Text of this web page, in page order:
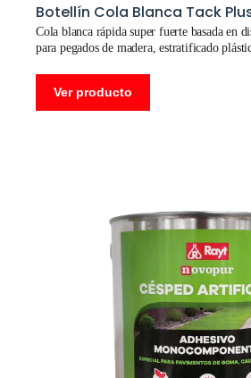
Botellín Cola Blanca Tack
Cola blanca rápida super fuerte basada en
para pegados de madera, estratificado
Ver producto